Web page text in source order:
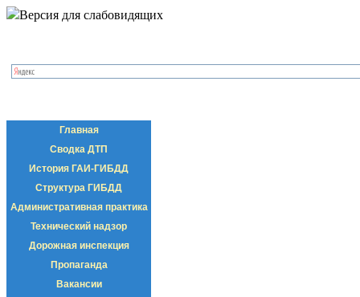
Версия для слабовидящих
Главная
Сводка ДТП
История ГАИ-ГИБДД
Структура ГИБДД
Административная практика
Технический надзор
Дорожная инспекция
Пропаганда
Вакансии